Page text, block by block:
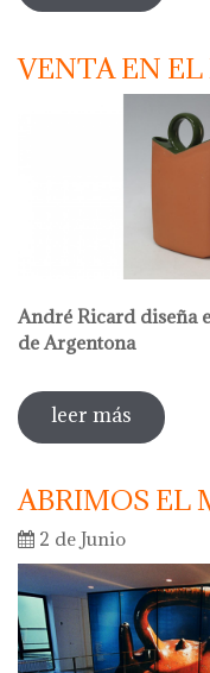
VENTA EN
André Ricard diseña
de Argentona
leer más sobre
ABRIMOS EL
2 de Junio